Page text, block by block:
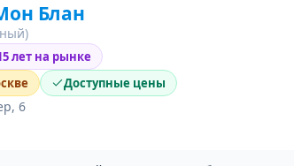
Блан
лет на рынке
Доступные цены
6